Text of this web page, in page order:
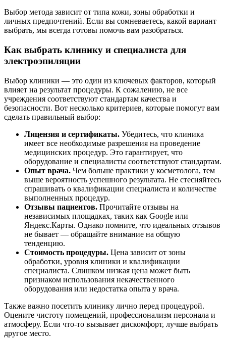
Выбор метода зависит от типа кожи, зоны обработки и
личных предпочтений. Если вы сомневаетесь, какой вариант
выбрать, мы всегда готовы помочь вам разобраться.
Как выбрать клинику и специалиста для
электроэпиляции
Выбор клиники — это один из ключевых факторов, который
влияет на результат процедуры. К сожалению, не все
учреждения соответствуют стандартам качества и
безопасности. Вот несколько критериев, которые помогут вам
сделать правильный выбор:
Лицензия и сертификаты. Убедитесь, что клиника
имеет все необходимые разрешения на проведение
медицинских процедур. Это гарантирует, что
оборудование и специалисты соответствуют стандартам.
Опыт врача. Чем больше практики у косметолога, тем
выше вероятность успешного результата. Не стесняйтесь
спрашивать о квалификации специалиста и количестве
выполненных процедур.
Отзывы пациентов. Прочитайте отзывы на
независимых площадках, таких как Google или
Яндекс.Карты. Однако помните, что идеальных отзывов
не бывает — обращайте внимание на общую
тенденцию.
Стоимость процедуры. Цена зависит от зоны
обработки, уровня клиники и квалификации
специалиста. Слишком низкая цена может быть
признаком использования некачественного
оборудования или недостатка опыта у врача.
Также важно посетить клинику лично перед процедурой.
Оцените чистоту помещений, профессионализм персонала и
атмосферу. Если что-то вызывает дискомфорт, лучше выбрать
другое место.